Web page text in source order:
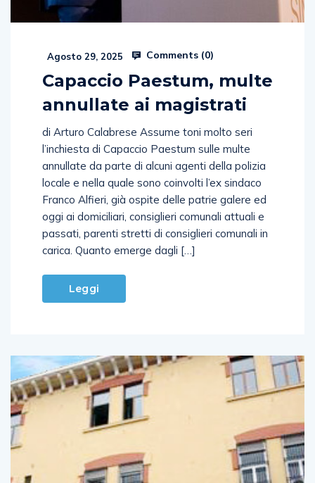
Agosto 29, 2025 Comments (0)
Capaccio Paestum, multe
annullate ai magistrati
di Arturo Calabrese Assume toni molto seri
l’inchiesta di Capaccio Paestum sulle multe
annullate da parte di alcuni agenti della polizia
locale e nella quale sono coinvolti l’ex sindaco
Franco Alfieri, già ospite delle patrie galere ed
oggi ai domiciliari, consiglieri comunali attuali e
passati, parenti stretti di consiglieri comunali in
carica. Quanto emerge dagli […]
Leggi